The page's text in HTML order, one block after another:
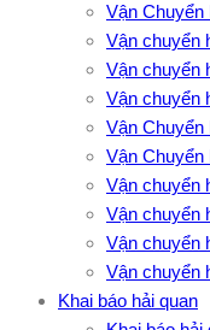
Vận Chuyển
Vận chuyển
Vận chuyển
Vận chuyển
Vận
Vận Chuyển
Vận chuyển
Vận chuyển
Vận chuyển
Vận chuyển
Khai báo hải quan